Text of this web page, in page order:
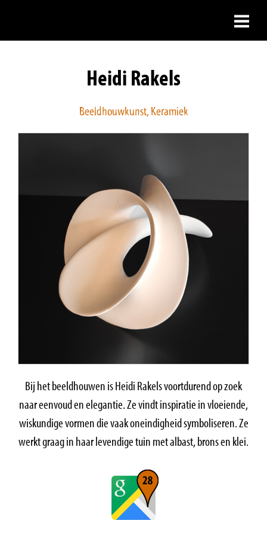
Heidi Rakels
Beeldhouwkunst, Keramiek
Bij het beeldhouwen is Heidi Rakels voortdurend op zoek
naar eenvoud en elegantie. Ze vindt inspiratie in vloeiende,
wiskundige vormen die vaak oneindigheid symboliseren. Ze
werkt graag in haar levendige tuin met albast, brons en klei.